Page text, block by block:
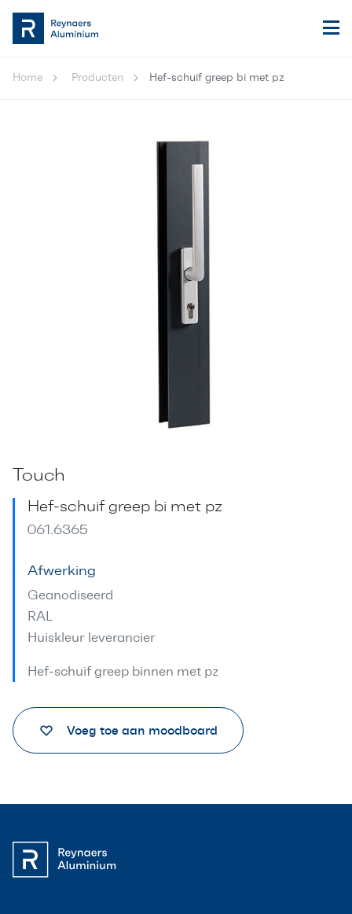
Home Producten Hef-schuif greep bi met pz
Touch
Hef-schuif greep bi met pz
061.6365
Afwerking
Geanodiseerd
RAL
Huiskleur leverancier
Hef-schuif greep binnen met pz
Voeg toe aan moodboard